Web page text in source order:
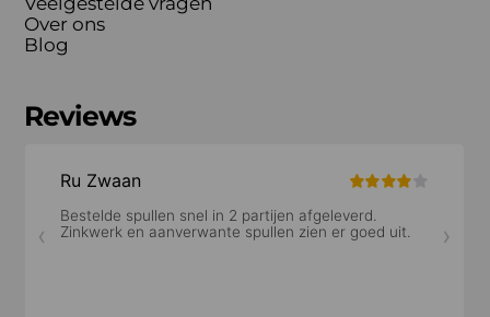
Over ons
Blog
Reviews